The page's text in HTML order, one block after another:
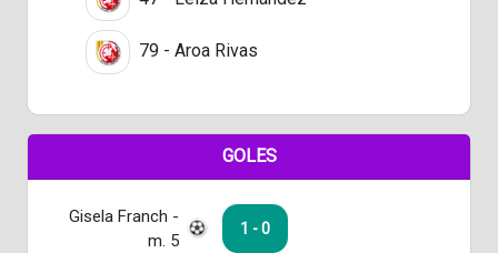
79 - Aroa Rivas
GOLES
Gisela Franch -
m. 5
1 - 0